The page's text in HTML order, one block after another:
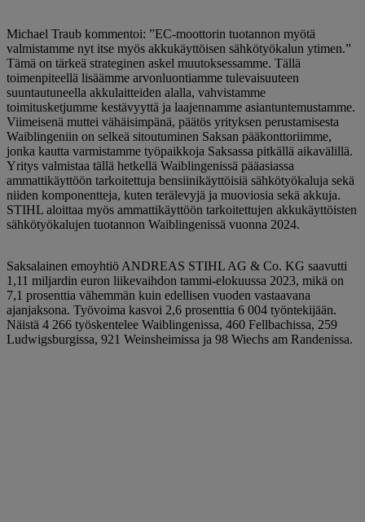
Michael Traub kommentoi: ”EC-moottorin tuotannon myötä
valmistamme nyt itse myös akkukäyttöisen sähkötyökalun ytimen.”
Tämä on tärkeä strateginen askel muutoksessamme. Tällä
toimenpiteellä lisäämme arvonluontiamme tulevaisuuteen
suuntautuneella akkulaitteiden alalla, vahvistamme
toimitusketjumme kestävyyttä ja laajennamme asiantuntemustamme.
Viimeisenä muttei vähäisimpänä, päätös yrityksen perustamisesta
Waiblingeniin on selkeä sitoutuminen Saksan pääkonttoriimme,
jonka kautta varmistamme työpaikkoja Saksassa pitkällä aikavälillä.
Yritys valmistaa tällä hetkellä Waiblingenissä pääasiassa
ammattikäyttöön tarkoitettuja bensiinikäyttöisiä sähkötyökaluja sekä
niiden komponentteja, kuten terälevyjä ja muoviosia sekä akkuja.
STIHL aloittaa myös ammattikäyttöön tarkoitettujen akkukäyttöisten
sähkötyökalujen tuotannon Waiblingenissä vuonna 2024.
Saksalainen emoyhtiö ANDREAS STIHL AG & Co. KG saavutti
1,11 miljardin euron liikevaihdon tammi-elokuussa 2023, mikä on
7,1 prosenttia vähemmän kuin edellisen vuoden vastaavana
ajanjaksona. Työvoima kasvoi 2,6 prosenttia 6 004 työntekijään.
Näistä 4 266 työskentelee Waiblingenissa, 460 Fellbachissa, 259
Ludwigsburgissa, 921 Weinsheimissa ja 98 Wiechs am Randenissa.